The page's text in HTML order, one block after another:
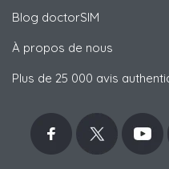
Blog doctorSIM
À propos de nous
Plus de 25 000 avis